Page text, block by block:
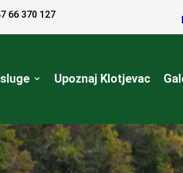
66 370 127
Upoznaj Klotjevac